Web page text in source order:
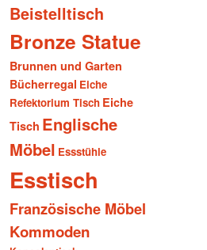
Beistelltisch
Bronze Statue
Brunnen und Garten
Bücherregal Eiche
Refektorium Tisch Eiche
Tisch Englische
Möbel Essstühle
Esstisch
Französische Möbel
Kommoden